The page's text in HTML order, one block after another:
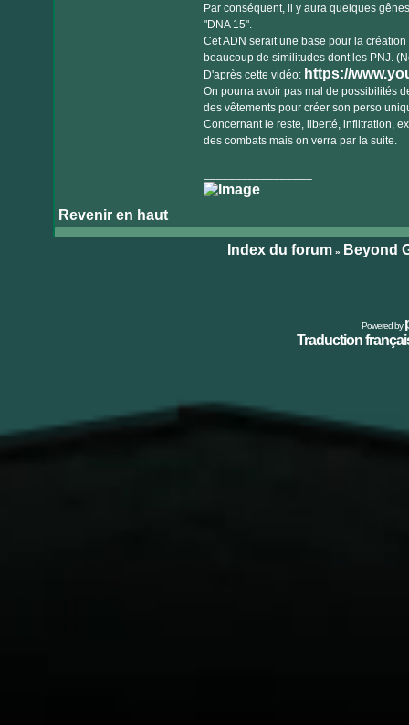
Par conséquent, il y aura quelques
"DNA 15".
Cet ADN serait une base pour la
beaucoup de similitudes dont les PNJ.
D'après cette vidéo: https://
On pourra avoir pas mal de possibilités
des vêtements pour créer son perso
Concernant le reste, liberté, infiltration,
des combats mais on verra par la suite.
Revenir en haut
Index du forum» Beyond
Powered by
Traduction